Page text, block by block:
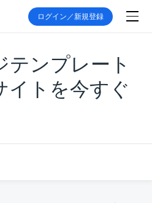
ログイン／新規登録
テンプレート
イトを今すぐ